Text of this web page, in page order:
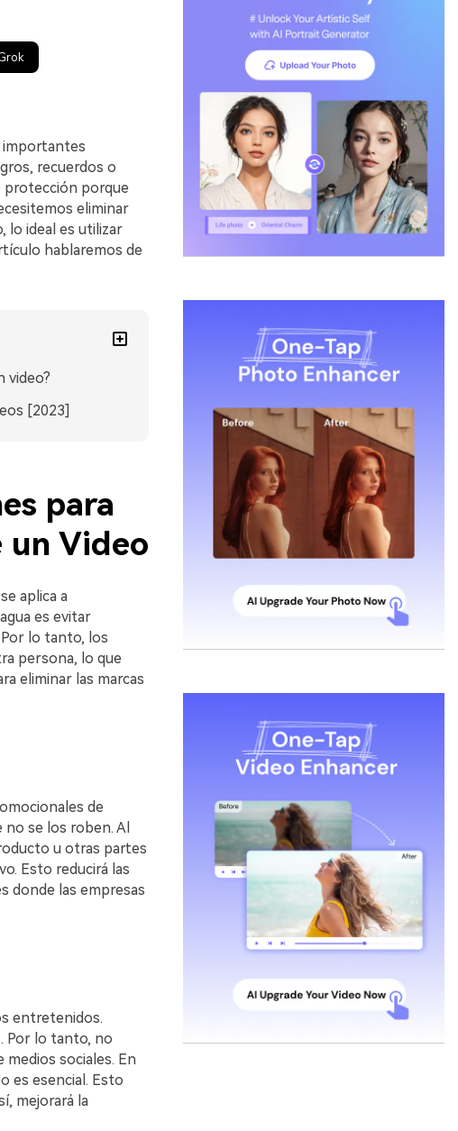
importantes
recuerdos o
protección porque
eliminar
lo ideal es utilizar
hablaremos de
video?
[2023]
para
un Video
aplica a
es evitar
lo tanto, los
persona, lo que
eliminar las marcas
de
se los roben. Al
u otras partes
Esto reducirá las
donde las empresas
entretenidos.
Por lo tanto, no
sociales. En
es esencial. Esto
mejorará la